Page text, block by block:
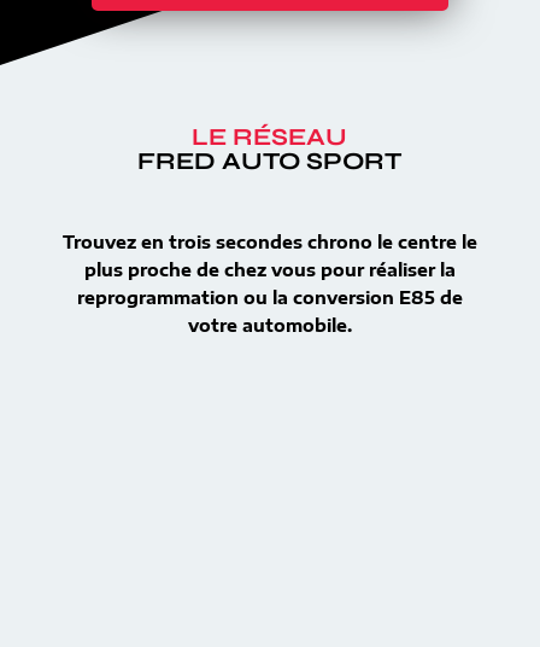
LE RÉSEAU
FRED AUTO SPORT
Trouvez en trois secondes chrono le centre le
plus proche de chez vous pour réaliser la
reprogrammation ou la conversion E85 de
votre automobile.